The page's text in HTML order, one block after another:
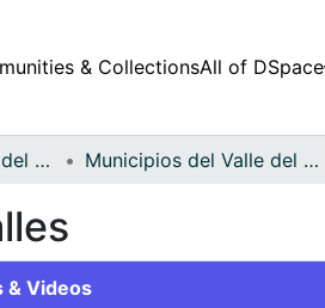
& CollectionsAll of DSpace
Municipios del Valle del Cauca Municipios del Valle del Cauca
& Videos